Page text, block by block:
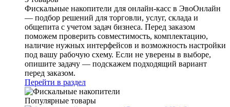
Фискальные накопители для онлайн-касс в ЭвоОнлайн
— подбор решений для торговли, услуг, склада и
общепита с учетом задач бизнеса. Перед заказом
поможем проверить совместимость, комплектацию,
наличие нужных интерфейсов и возможность настройки
под вашу рабочую схему. Если не уверены в выборе,
опишите задачу — подскажем подходящий вариант
перед заказом.
Перейти в раздел
Популярные товары